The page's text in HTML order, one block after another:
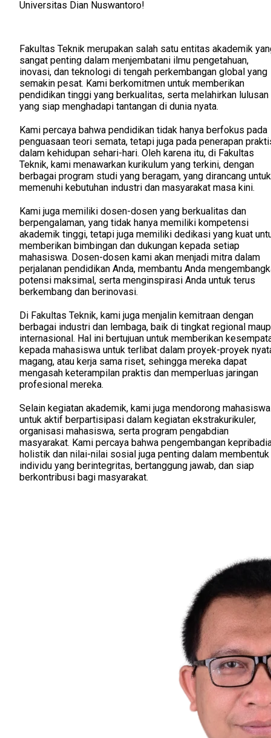
Universitas Dian Nuswantoro!
Fakultas Teknik merupakan salah satu entitas akademik
sangat penting dalam menjembatani ilmu pengetahuan,
inovasi, dan teknologi di tengah perkembangan global yang
semakin pesat. Kami berkomitmen untuk memberikan
pendidikan tinggi yang berkualitas, serta melahirkan lulusan
yang siap menghadapi tantangan di dunia nyata.
Kami percaya bahwa pendidikan tidak hanya berfokus pada
penguasaan teori semata, tetapi juga pada penerapan
dalam kehidupan sehari-hari. Oleh karena itu, di Fakultas
Teknik, kami menawarkan kurikulum yang terkini, dengan
berbagai program studi yang beragam, yang dirancang untuk
memenuhi kebutuhan industri dan masyarakat masa kini.
Kami juga memiliki dosen-dosen yang berkualitas dan
berpengalaman, yang tidak hanya memiliki kompetensi
akademik tinggi, tetapi juga memiliki dedikasi yang kuat
memberikan bimbingan dan dukungan kepada setiap
mahasiswa. Dosen-dosen kami akan menjadi mitra dalam
perjalanan pendidikan Anda, membantu Anda
potensi maksimal, serta menginspirasi Anda untuk terus
berkembang dan berinovasi.
Di Fakultas Teknik, kami juga menjalin kemitraan dengan
berbagai industri dan lembaga, baik di tingkat regional
internasional. Hal ini bertujuan untuk memberikan
kepada mahasiswa untuk terlibat dalam proyek-proyek
magang, atau kerja sama riset, sehingga mereka dapat
mengasah keterampilan praktis dan memperluas jaringan
profesional mereka.
Selain kegiatan akademik, kami juga mendorong mahasiswa
untuk aktif berpartisipasi dalam kegiatan ekstrakurikuler,
organisasi mahasiswa, serta program pengabdian
masyarakat. Kami percaya bahwa pengembangan
holistik dan nilai-nilai sosial juga penting dalam membentuk
individu yang berintegritas, bertanggung jawab, dan siap
berkontribusi bagi masyarakat.